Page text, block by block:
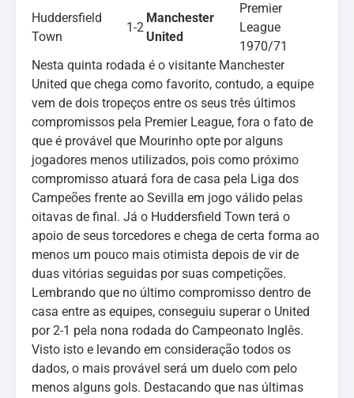
Huddersfield
Town
1-2
Manchester
United
Premier
League
1970/71
Nesta quinta rodada é o visitante Manchester
United que chega como favorito, contudo, a equipe
vem de dois tropeços entre os seus três últimos
compromissos pela Premier League, fora o fato de
que é provável que Mourinho opte por alguns
jogadores menos utilizados, pois como próximo
compromisso atuará fora de casa pela Liga dos
Campeões frente ao Sevilla em jogo válido pelas
oitavas de final. Já o Huddersfield Town terá o
apoio de seus torcedores e chega de certa forma ao
menos um pouco mais otimista depois de vir de
duas vitórias seguidas por suas competições.
Lembrando que no último compromisso dentro de
casa entre as equipes, conseguiu superar o United
por 2-1 pela nona rodada do Campeonato Inglês.
Visto isto e levando em consideração todos os
dados, o mais provável será um duelo com pelo
menos alguns gols. Destacando que nas últimas